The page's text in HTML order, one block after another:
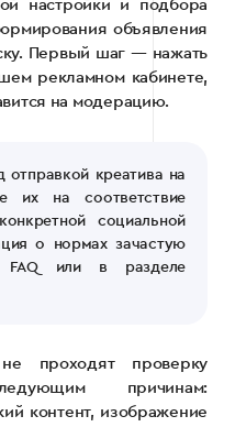
настройки и подбора
объявления
Первый шаг — нажать
рекламном кабинете,
на модерацию.
отправкой креатива на
их на соответствие
социальной
о нормах зачастую
FAQ или в разделе
проходят проверку
причинам:
контент, изображение